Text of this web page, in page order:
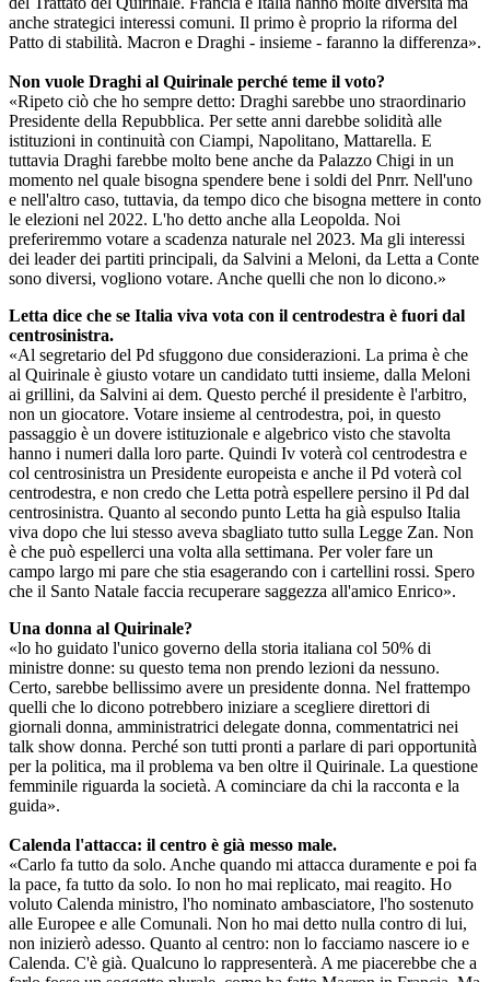
anche strategici interessi comuni. Il primo è proprio la riforma del
Patto di stabilità. Macron e Draghi - insieme - faranno la differenza».
Non vuole Draghi al Quirinale perché teme il voto?
«Ripeto ciò che ho sempre detto: Draghi sarebbe uno straordinario
Presidente della Repubblica. Per sette anni darebbe solidità alle
istituzioni in continuità con Ciampi, Napolitano, Mattarella. E
tuttavia Draghi farebbe molto bene anche da Palazzo Chigi in un
momento nel quale bisogna spendere bene i soldi del Pnrr. Nell'uno
e nell'altro caso, tuttavia, da tempo dico che bisogna mettere in conto
le elezioni nel 2022. L'ho detto anche alla Leopolda. Noi
preferiremmo votare a scadenza naturale nel 2023. Ma gli interessi
dei leader dei partiti principali, da Salvini a Meloni, da Letta a Conte
sono diversi, vogliono votare. Anche quelli che non lo dicono.»
Letta dice che se Italia viva vota con il centrodestra è fuori dal
centrosinistra.
«Al segretario del Pd sfuggono due considerazioni. La prima è che
al Quirinale è giusto votare un candidato tutti insieme, dalla Meloni
ai grillini, da Salvini ai dem. Questo perché il presidente è l'arbitro,
non un giocatore. Votare insieme al centrodestra, poi, in questo
passaggio è un dovere istituzionale e algebrico visto che stavolta
hanno i numeri dalla loro parte. Quindi Iv voterà col centrodestra e
col centrosinistra un Presidente europeista e anche il Pd voterà col
centrodestra, e non credo che Letta potrà espellere persino il Pd dal
centrosinistra. Quanto al secondo punto Letta ha già espulso Italia
viva dopo che lui stesso aveva sbagliato tutto sulla Legge Zan. Non
è che può espellerci una volta alla settimana. Per voler fare un
campo largo mi pare che stia esagerando con i cartellini rossi. Spero
che il Santo Natale faccia recuperare saggezza all'amico Enrico».
Una donna al Quirinale?
«lo ho guidato l'unico governo della storia italiana col 50% di
ministre donne: su questo tema non prendo lezioni da nessuno.
Certo, sarebbe bellissimo avere un presidente donna. Nel frattempo
quelli che lo dicono potrebbero iniziare a scegliere direttori di
giornali donna, amministratrici delegate donna, commentatrici nei
talk show donna. Perché son tutti pronti a parlare di pari opportunità
per la politica, ma il problema va ben oltre il Quirinale. La questione
femminile riguarda la società. A cominciare da chi la racconta e la
guida».
Calenda l'attacca: il centro è già messo male.
«Carlo fa tutto da solo. Anche quando mi attacca duramente e poi fa
la pace, fa tutto da solo. Io non ho mai replicato, mai reagito. Ho
voluto Calenda ministro, l'ho nominato ambasciatore, l'ho sostenuto
alle Europee e alle Comunali. Non ho mai detto nulla contro di lui,
non inizierò adesso. Quanto al centro: non lo facciamo nascere io e
Calenda. C'è già. Qualcuno lo rappresenterà. A me piacerebbe che a